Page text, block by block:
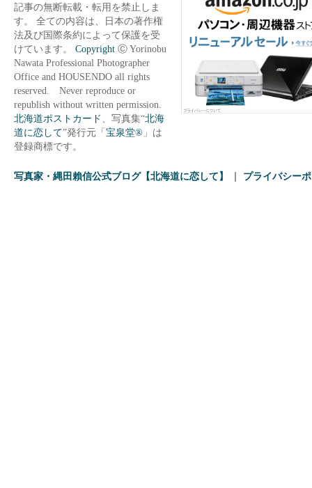
記事の無断転載・転用を禁止しま
す。 全ての内容は、日本の著作権
法及び国際条約によって保護を受
けています。 Copyright Ⓒ Yorinobu
Nawata Professional Photographer
Office and HOUSENDO all rights
reserved. Never reproduce or
republish without written permission.
北海道ポストカード
、写真集“北海
道に恋して”発行元「 宝泉堂® 」は
登録商標です。
写真家・縄田賴信公式ブログ【北海道に恋して】 プライバシー